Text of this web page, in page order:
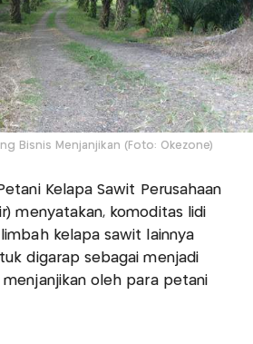
Bisnis Menjanjikan (Foto: Okezone)
Kelapa Sawit Perusahaan
menyatakan, komoditas lidi
kelapa sawit lainnya
digarap sebagai menjadi
menjanjikan oleh para petani